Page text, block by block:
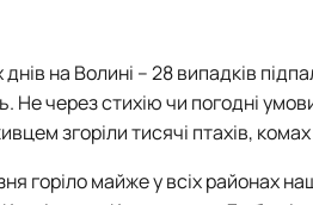
foreigners
на Волині – 28 випадків
Не через стихію чи погодні
згоріли тисячі птахів, комах
горіло майже у всіх районах